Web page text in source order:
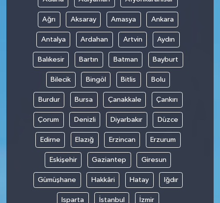
Ağrı Aksaray Amasya Ankara
Antalya Ardahan Artvin Aydın
Balıkesir Bartın Batman Bayburt
Bilecik Bingöl Bitlis Bolu
Burdur Bursa Çanakkale Çankırı
Çorum Denizli Diyarbakır Düzce
Edirne Elazığ Erzincan Erzurum
Eskişehir Gaziantep Giresun
Gümüşhane Hakkâri Hatay Iğdır
Isparta İstanbul İzmir